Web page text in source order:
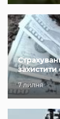
захистити
7 липня